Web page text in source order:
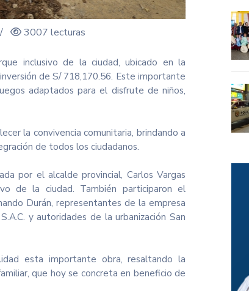
/ 3007 lecturas
inclusivo de la ciudad, ubicado en la
de S/ 718,170.56. Este importante
adaptados para el disfrute de niños,
la convivencia comunitaria, brindando a
de todos los ciudadanos.
por el alcalde provincial, Carlos Vargas
de la ciudad. También participaron el
Durán, representantes de la empresa
y autoridades de la urbanización San
esta importante obra, resaltando la
que hoy se concreta en beneficio de